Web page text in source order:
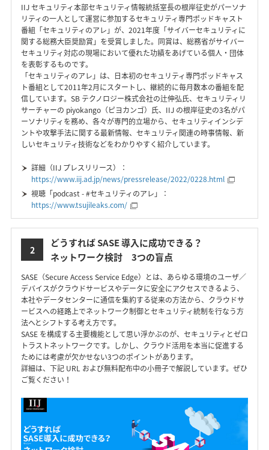
IIJ セキュリティ本部セキュリティ情報統括室長の根岸征史がパーソナ
リティの一人として運営に参加するセキュリティ専門ポッドキャスト
番組「セキュリティのアレ」が、2021年度「サイバーセキュリティに
関する総務大臣奨励賞」を受賞しました。同賞は、総務省がサイバー
セキュリティ対応の現場において優れた功績をあげている個人・団体
を表彰するものです。
「セキュリティのアレ」は、日本初のセキュリティ専門ポッドキャス
ト番組として2011年2月にスタートし、継続的に毎月数本の番組を配
信しています。SB テクノロジー株式会社の辻伸弘氏、セキュリティリ
サーチャーの piyokango（ピヨカンゴ）氏、IIJ の根岸征史の3名がパ
ーソナリティを務め、各々が専門的立場から、セキュリティインシデ
ントや攻撃手法に関する最新情報、セキュリティ関連の時事情報、新
しいセキュリティ技術などをわかりやすく紹介しています。
詳細（IIJ プレスリリース）：
https://www.iij.ad.jp/news/pressrelease/2022/0228.html
視聴「podcast - #セキュリティのアレ」：
https://www.tsujileaks.com/
2
どうすれば SASE 導入に成功できる？
ネットワーク検討 3つの盲点
SASE（Secure Access Service Edge）とは、あらゆる環境のユーザ／
デバイスがクラウドサービスやデータに安全にアクセスできるよう、
本社やデータセンターに通信を集約する従来の方法から、クラウドサ
ービスへの経路上でネットワーク制御とセキュリティ統制を行なう方
法へとシフトする考え方です。
SASE を構成する主要機能として思い浮かぶのが、セキュリティとゼロ
トラストネットワークです。しかし、クラウド活用を本当に促進する
ためには考慮が欠かせない3つのポイントがあります。
詳細は、下記 URL および無料配布中の小冊子で解説しています。ぜひ
ご覧ください！